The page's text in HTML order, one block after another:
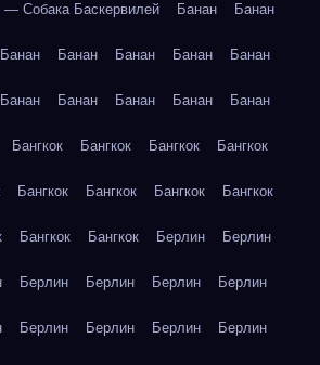
— Собака Баскервилей Банан Банан
Банан Банан Банан Банан Банан
Банан Банан Банан Банан Банан
Бангкок Бангкок Бангкок Бангкок
Бангкок Бангкок Бангкок Бангкок
Бангкок Бангкок Берлин Берлин
Берлин Берлин Берлин Берлин
Берлин Берлин Берлин Берлин